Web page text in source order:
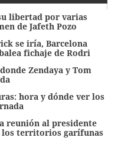
libertad por varias
de Jafeth Pozo
se iría, Barcelona
fichaje de Rodri
Zendaya y Tom
hora y dónde ver los
reunión al presidente
los territorios garífunas